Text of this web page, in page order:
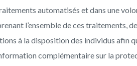
automatisés et dans une
l’ensemble de ces traitements,
à la disposition des individus afin
complémentaire sur la